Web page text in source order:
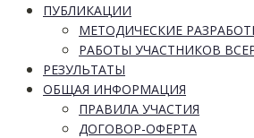
ПУБЛИКАЦИИ
МЕТОДИЧЕСКИЕ
РАБОТЫ УЧАСТНИКОВ
РЕЗУЛЬТАТЫ
ОБЩАЯ ИНФОРМАЦИЯ
ПРАВИЛА УЧАСТИЯ
ДОГОВОР-ОФЕРТА